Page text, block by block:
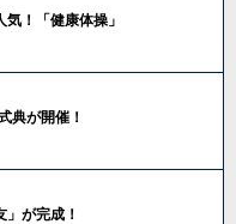
気！「健康体操」
典が開催！
」が完成！